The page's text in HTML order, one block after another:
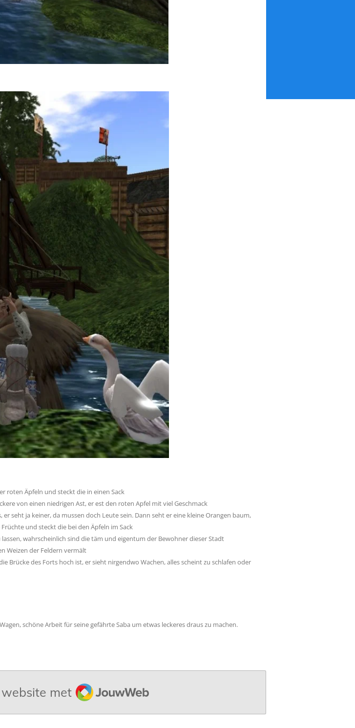
roten Äpfeln und steckt die in einen Sack
von einen niedrigen Ast, er est den roten Apfel mit viel Geschmack
seht ja keiner, da mussen doch Leute sein. Dann seht er eine kleine Orangen baum,
und steckt die bei den Äpfeln im Sack
wahrscheinlich sind die täm und eigentum der Bewohner dieser Stadt
Weizen der Feldern vermält
Brücke des Forts hoch ist, er sieht nirgendwo Wachen, alles scheint zu schlafen oder
schöne Arbeit für seine gefährte Saba um etwas leckeres draus zu machen.
met JouwWeb